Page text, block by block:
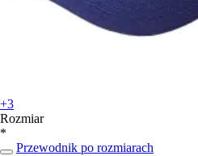
+3
Rozmiar
*
Przewodnik po rozmiarach